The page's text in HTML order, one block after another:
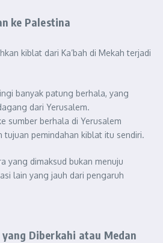
ke Palestina
kiblat dari Ka’bah di Mekah terjadi
banyak patung berhala, yang
dari Yerusalem.
sumber berhala di Yerusalem
pemindahan kiblat itu sendiri.
yang dimaksud bukan menuju
lain yang jauh dari pengaruh
Diberkahi atau Medan